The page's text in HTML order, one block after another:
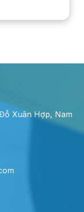
phụ…
Xuân Hợp, Nam